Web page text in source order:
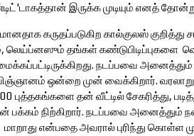
இருக்க முடியும் எனத்
கருதப்படுகிற கால்குலஸ் குறித்து
லெய்ப்னஸும் தங்கள் கண்டுபிடிப்புகளை
நடப்பவை
ஒன்றை முன் வைக்கிறார்.
தன் வீட்டில் சேகரித்து,
பக்கம் நிற்கிறார். நடப்பவை அனைத்தும்
என்பதை அவரால் புரிந்து கொள்ள